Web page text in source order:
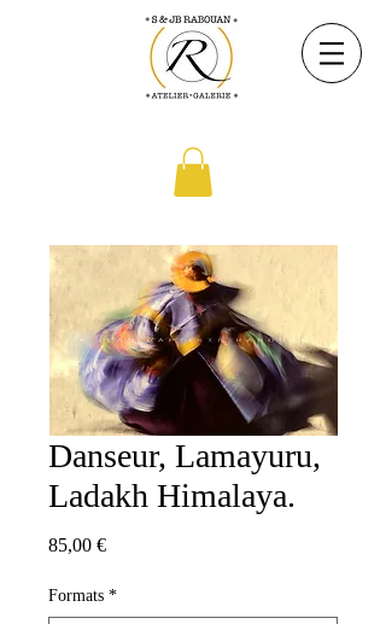
Danseur, Lamayuru,
Ladakh Himalaya.
85,00 €Prix
Formats *